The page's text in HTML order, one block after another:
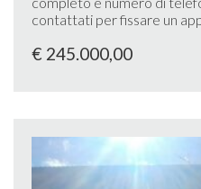
contattati per fissare un
€ 245.000,00